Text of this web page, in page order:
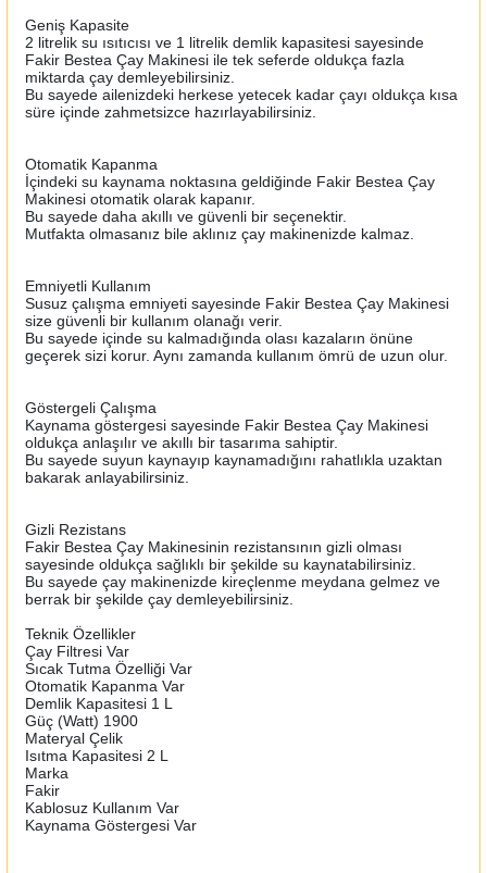
Geniş Kapasite
2 litrelik su ısıtıcısı ve 1 litrelik demlik kapasitesi sayesinde
Fakir Bestea Çay Makinesi ile tek seferde oldukça fazla
miktarda çay demleyebilirsiniz.
Bu sayede ailenizdeki herkese yetecek kadar çayı oldukça kısa
süre içinde zahmetsizce hazırlayabilirsiniz.
Otomatik Kapanma
İçindeki su kaynama noktasına geldiğinde Fakir Bestea Çay
Makinesi otomatik olarak kapanır.
Bu sayede daha akıllı ve güvenli bir seçenektir.
Mutfakta olmasanız bile aklınız çay makinenizde kalmaz.
Emniyetli Kullanım
Susuz çalışma emniyeti sayesinde Fakir Bestea Çay Makinesi
size güvenli bir kullanım olanağı verir.
Bu sayede içinde su kalmadığında olası kazaların önüne
geçerek sizi korur. Aynı zamanda kullanım ömrü de uzun olur.
Göstergeli Çalışma
Kaynama göstergesi sayesinde Fakir Bestea Çay Makinesi
oldukça anlaşılır ve akıllı bir tasarıma sahiptir.
Bu sayede suyun kaynayıp kaynamadığını rahatlıkla uzaktan
bakarak anlayabilirsiniz.
Gizli Rezistans
Fakir Bestea Çay Makinesinin rezistansının gizli olması
sayesinde oldukça sağlıklı bir şekilde su kaynatabilirsiniz.
Bu sayede çay makinenizde kireçlenme meydana gelmez ve
berrak bir şekilde çay demleyebilirsiniz.
Teknik Özellikler
Çay Filtresi Var
Sıcak Tutma Özelliği Var
Otomatik Kapanma Var
Demlik Kapasitesi 1 L
Güç (Watt) 1900
Materyal Çelik
Isıtma Kapasitesi 2 L
Marka
Fakir
Kablosuz Kullanım Var
Kaynama Göstergesi Var